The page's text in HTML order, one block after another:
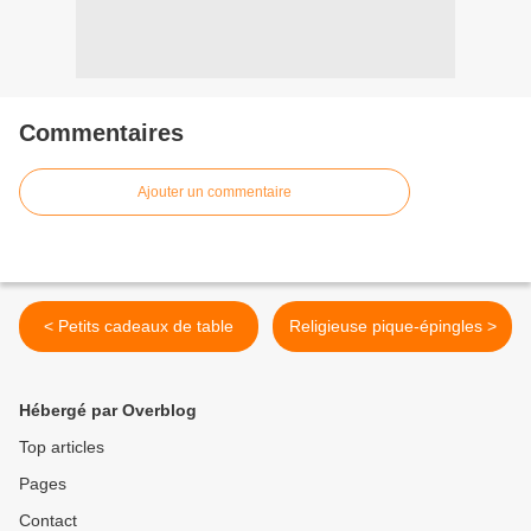
Commentaires
Ajouter un commentaire
< Petits cadeaux de table Religieuse pique-épingles >
Hébergé par Overblog
Top articles
Pages
Contact